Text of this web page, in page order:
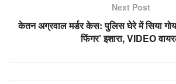
Next Post
केतन अग्रवाल मर्डर केस: पुलिस घेरे में सिया
फिंगर’ इशारा, VIDEO